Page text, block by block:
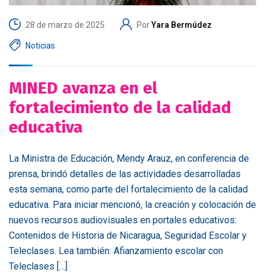
28 de marzo de 2025 PorYara Bermúdez
Noticias
MINED avanza en el
fortalecimiento de la calidad
educativa
La Ministra de Educación, Mendy Arauz, en conferencia de
prensa, brindó detalles de las actividades desarrolladas
esta semana, como parte del fortalecimiento de la calidad
educativa. Para iniciar mencionó, la creación y colocación de
nuevos recursos audiovisuales en portales educativos:
Contenidos de Historia de Nicaragua, Seguridad Escolar y
Teleclases. Lea también: Afianzamiento escolar con
Teleclases […]